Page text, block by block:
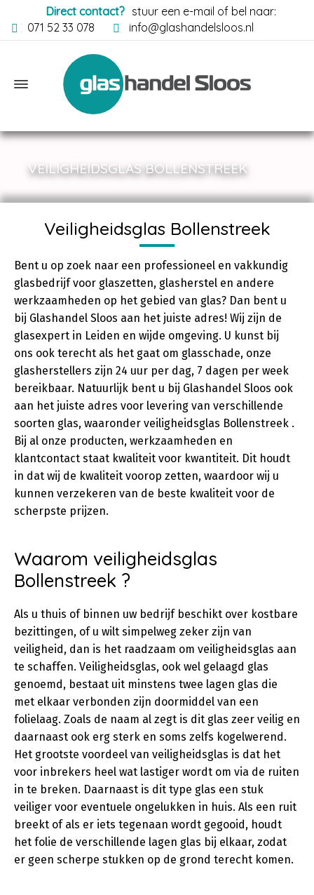
Direct contact? stuur een e-mail of bel naar:
071 52 33 078
info@glashandelsloos.nl
VEILIGHEIDSGLAS BOLLENSTREEK
Veiligheidsglas Bollenstreek
Bent u op zoek naar een professioneel en vakkundig
glasbedrijf voor glaszetten, glasherstel en andere
werkzaamheden op het gebied van glas? Dan bent u
bij Glashandel Sloos aan het juiste adres! Wij zijn de
glasexpert in Leiden en wijde omgeving. U kunst bij
ons ook terecht als het gaat om glasschade, onze
glasherstellers zijn 24 uur per dag, 7 dagen per week
bereikbaar. Natuurlijk bent u bij Glashandel Sloos ook
aan het juiste adres voor levering van verschillende
soorten glas, waaronder veiligheidsglas Bollenstreek .
Bij al onze producten, werkzaamheden en
klantcontact staat kwaliteit voor kwantiteit. Dit houdt
in dat wij de kwaliteit voorop zetten, waardoor wij u
kunnen verzekeren van de beste kwaliteit voor de
scherpste prijzen.
Waarom veiligheidsglas
Bollenstreek ?
Als u thuis of binnen uw bedrijf beschikt over kostbare
bezittingen, of u wilt simpelweg zeker zijn van
veiligheid, dan is het raadzaam om veiligheidsglas aan
te schaffen. Veiligheidsglas, ook wel gelaagd glas
genoemd, bestaat uit minstens twee lagen glas die
met elkaar verbonden zijn doormiddel van een
folielaag. Zoals de naam al zegt is dit glas zeer veilig en
daarnaast ook erg sterk en soms zelfs kogelwerend.
Het grootste voordeel van veiligheidsglas is dat het
voor inbrekers heel wat lastiger wordt om via de ruiten
in te breken. Daarnaast is dit type glas een stuk
veiliger voor eventuele ongelukken in huis. Als een ruit
breekt of als er iets tegenaan wordt gegooid, houdt
het folie de verschillende lagen glas bij elkaar, zodat
er geen scherpe stukken op de grond terecht komen.